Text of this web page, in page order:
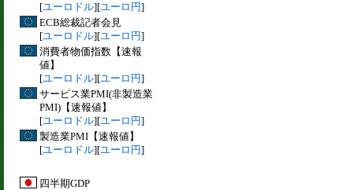
[ユーロドル][ユーロ円]
ECB総裁記者会見
[ユーロドル][ユーロ円]
消費者物価指数【速報
値】
[ユーロドル][ユーロ円]
サービス業PMI(非製造業
PMI)【速報値】
[ユーロドル][ユーロ円]
製造業PMI【速報値】
[ユーロドル][ユーロ円]
四半期GDP